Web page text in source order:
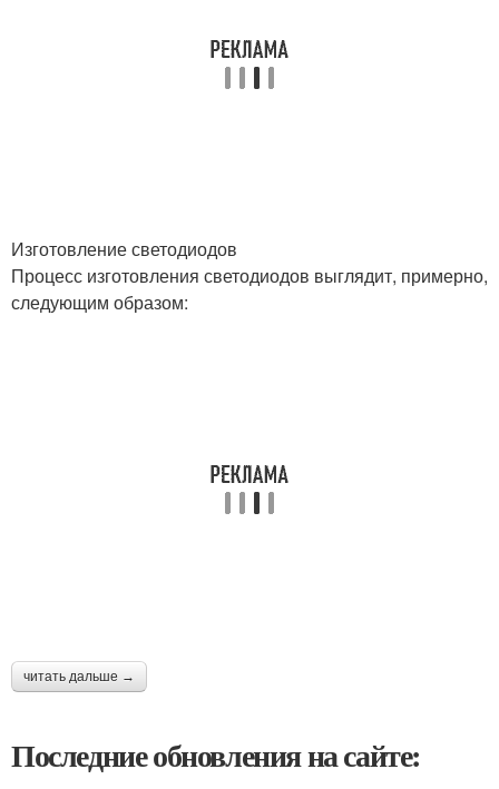
Изготовление светодиодов
Процесс изготовления светодиодов выглядит, примерно,
следующим образом:
читать дальше →
Последние обновления на сайте: